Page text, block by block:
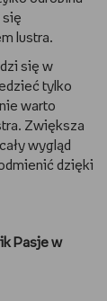
się
lustra.
się w
tylko
warto
Zwiększa
wygląd
dzięki
Pasje w